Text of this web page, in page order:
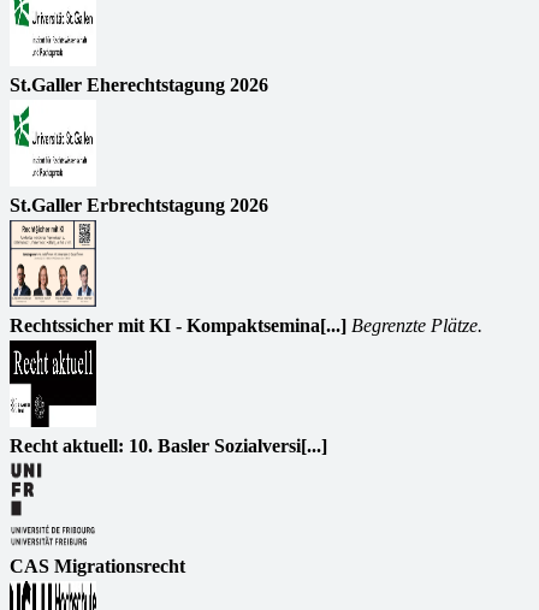
St.Galler Eherechtstagung 2026
St.Galler Erbrechtstagung 2026
Rechtssicher mit KI - Kompaktsemina[...] Begrenzte Plätze.
Recht aktuell: 10. Basler Sozialversi[...]
CAS Migrationsrecht